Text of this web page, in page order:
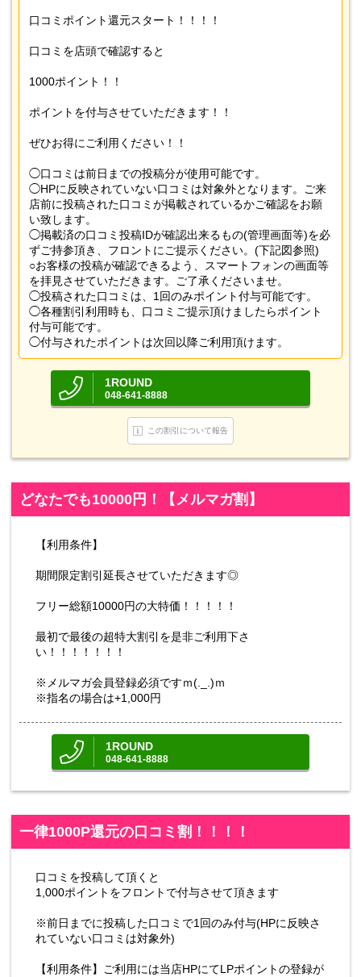
口コミポイント還元スタート！！！！
口コミを店頭で確認すると
1000ポイント！！
ポイントを付与させていただきます！！
ぜひお得にご利用ください！！
◯口コミは前日までの投稿分が使用可能です。
◯HPに反映されていない口コミは対象外となります。ご来
店前に投稿された口コミが掲載されているかご確認をお願
い致します。
◯掲載済の口コミ投稿IDが確認出来るもの(管理画面等)を必
ずご持参頂き、フロントにご提示ください。(下記図参照)
○お客様の投稿が確認できるよう、スマートフォンの画面等
を拝見させていただきます。ご了承くださいませ。
◯投稿された口コミは、1回のみポイント付与可能です。
◯各種割引利用時も、口コミご提示頂けましたらポイント
付与可能です。
◯付与されたポイントは次回以降ご利用頂けます。
1ROUND
048-641-8888
この割引について報告
どなたでも10000円！【メルマガ割】
【利用条件】
期間限定割引延長させていただきます◎
フリー総額10000円の大特価！！！！！
最初で最後の超特大割引を是非ご利用下さ
い！！！！！！！
※メルマガ会員登録必須ですｍ(._.)ｍ
※指名の場合は+1,000円
1ROUND
048-641-8888
一律1000P還元の口コミ割！！！！
口コミを投稿して頂くと
1,000ポイントをフロントで付与させて頂きます
※前日までに投稿した口コミで1回のみ付与(HPに反映さ
れていない口コミは対象外)
【利用条件】ご利用には当店HPにてLPポイントの登録が